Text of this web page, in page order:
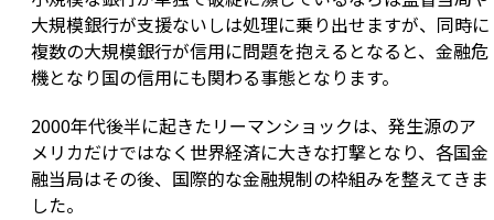
大規模銀行が支援ないしは処理に乗り出せますが、同時に
複数の大規模銀行が信用に問題を抱えるとなると、金融危
機となり国の信用にも関わる事態となります。
2000年代後半に起きたリーマンショックは、発生源のア
メリカだけではなく世界経済に大きな打撃となり、各国金
融当局はその後、国際的な金融規制の枠組みを整えてきま
した。